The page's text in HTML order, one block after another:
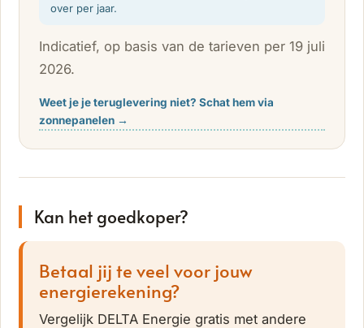
over per jaar.
Indicatief, op basis van de tarieven per 19 juli
2026.
Weet je je teruglevering niet? Schat hem via
zonnepanelen →
Kan het goedkoper?
Betaal jij te veel voor jouw
energierekening?
Vergelijk DELTA Energie gratis met andere